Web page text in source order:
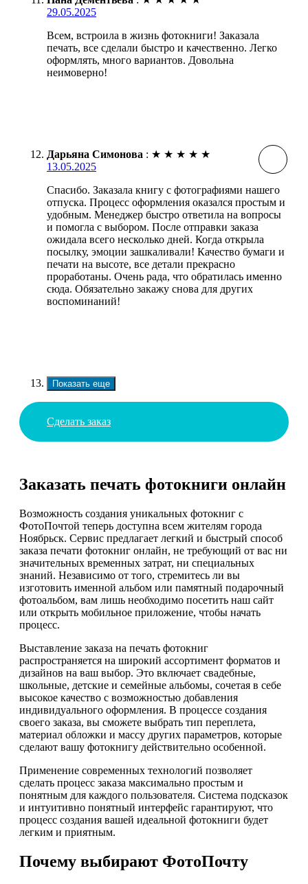
29.05.2025
Всем, встроила в жизнь фотокниги! Заказала
печать, все сделали быстро и качественно. Легко
оформлять, много вариантов. Довольна
неимоверно!
Дарьяна Симонова : ★ ★ ★ ★ ★
13.05.2025
Спасибо. Заказала книгу с фотографиями нашего
отпуска. Процесс оформления оказался простым и
удобным. Менеджер быстро ответила на вопросы
и помогла с выбором. После отправки заказа
ожидала всего несколько дней. Когда открыла
посылку, эмоции зашкаливали! Качество бумаги и
печати на высоте, все детали прекрасно
проработаны. Очень рада, что обратилась именно
сюда. Обязательно закажу снова для других
воспоминаний!
Показать еще
Сделать заказ
Заказать печать фотокниги онлайн
Возможность создания уникальных фотокниг с
ФотоПочтой теперь доступна всем жителям города
Ноябрьск. Сервис предлагает легкий и быстрый способ
заказа печати фотокниг онлайн, не требующий от вас ни
значительных временных затрат, ни специальных
знаний. Независимо от того, стремитесь ли вы
изготовить именной альбом или памятный подарочный
фотоальбом, вам лишь необходимо посетить наш сайт
или открыть мобильное приложение, чтобы начать
процесс.
Выставление заказа на печать фотокниг
распространяется на широкий ассортимент форматов и
дизайнов на ваш выбор. Это включает свадебные,
школьные, детские и семейные альбомы, сочетая в себе
высокое качество с возможностью добавления
индивидуального оформления. В процессе создания
своего заказа, вы сможете выбрать тип переплета,
материал обложки и массу других параметров, которые
сделают вашу фотокнигу действительно особенной.
Применение современных технологий позволяет
сделать процесс заказа максимально простым и
понятным для каждого пользователя. Система подсказок
и интуитивно понятный интерфейс гарантируют, что
процесс создания вашей идеальной фотокниги будет
легким и приятным.
Почему выбирают ФотоПочту